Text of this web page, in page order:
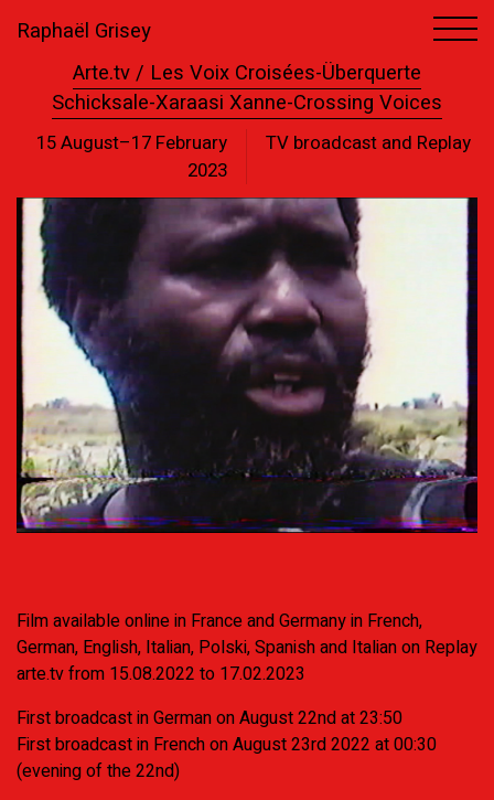
Raphaël Grisey
Arte.tv / Les Voix Croisées-Überquerte
Schicksale-Xaraasi Xanne-Crossing Voices
15 August–17 February
2023
TV broadcast and Replay
Film available online in France and Germany in French,
German, English, Italian, Polski,Spanishand Italianon Replay
arte.tv from 15.08.2022 to 17.02.2023
First broadcast in German on August 22nd at 23:50
First broadcast in French on August 23rd 2022 at 00:30
(evening of the 22nd)